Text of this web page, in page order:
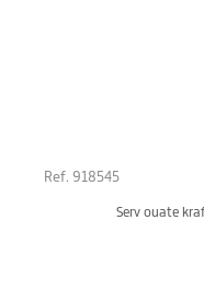
Ref. 918545
Serv ouate